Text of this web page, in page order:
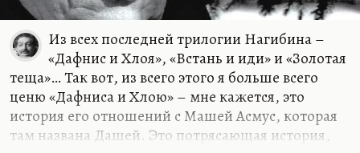
Из всех последней трилогии Нагибина –
«Дафнис и Хлоя», «Встань и иди» и «Золотая
теща»… Так вот, из всего этого я больше всего
ценю «Дафниса и Хлою» – мне кажется, это
история его отношений с Машей Асмус, которая
там названа Дашей. Это потрясающая история,